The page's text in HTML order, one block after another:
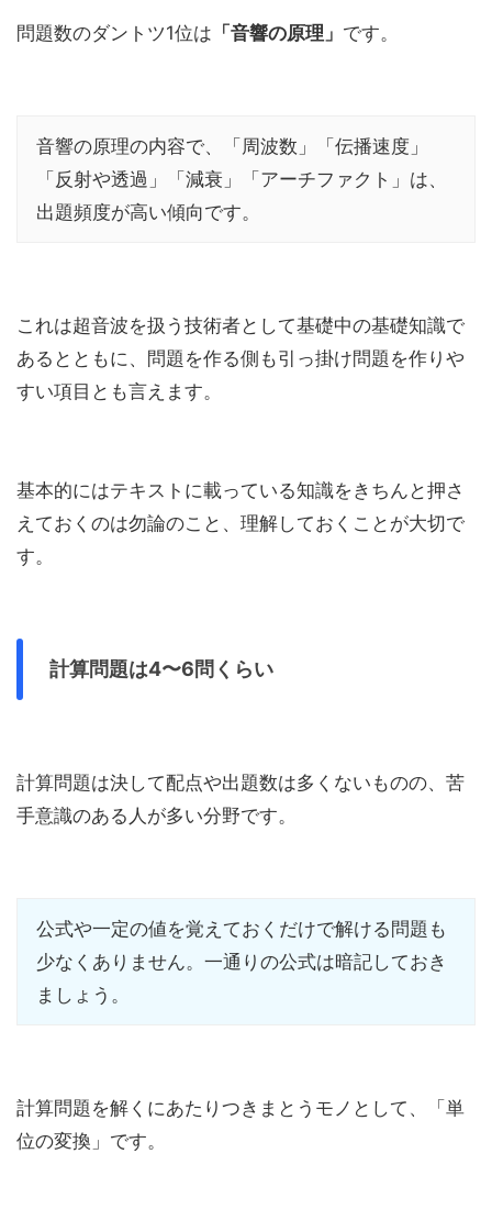
問題数のダントツ1位は 「音響の原理」 です。
音響の原理の内容で、「周波数」「伝播速度」
「反射や透過」「減衰」「アーチファクト」は、
出題頻度が高い傾向です。
これは超音波を扱う技術者として基礎中の基礎知識で
あるとともに、問題を作る側も引っ掛け問題を作りや
すい項目とも言えます。
基本的にはテキストに載っている知識をきちんと押さ
えておくのは勿論のこと、理解しておくことが大切で
す。
計算問題は4〜6問くらい
計算問題は決して配点や出題数は多くないものの、苦
手意識のある人が多い分野です。
公式や一定の値を覚えておくだけで解ける問題も
少なくありません。一通りの公式は暗記しておき
ましょう。
計算問題を解くにあたりつきまとうモノとして、「単
位の変換」です。